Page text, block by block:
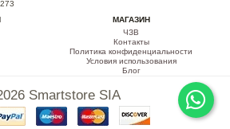
МАГАЗИН
ЧЗВ
Контакты
Политика конфиденциальности
Условия использования
Блог
Smartstore SIA